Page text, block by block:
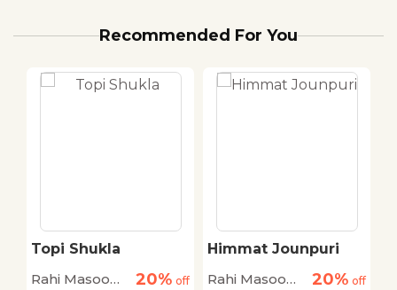
Recommended For You
Topi Shukla
Rahi Masoom
20% off
Himmat Jounpuri
Rahi Masoom
20% off